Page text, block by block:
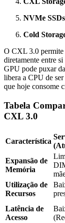
NVMe
Cold
O CXL 3.0 permite
diretamente entre
GPU pode puxar
libera a CPU de
que hoje consome
Tabela
CXL 3.0
Característica
Expansão de
Memória
Utilização de
Recursos
Latência de
Acesso